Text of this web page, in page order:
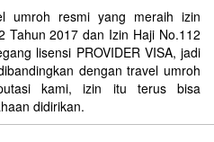
umroh resmi yang meraih izin
Tahun 2017 dan Izin Haji No.112
lisensi PROVIDER VISA, jadi
dengan travel umroh
kami, izin itu terus bisa
didirikan.